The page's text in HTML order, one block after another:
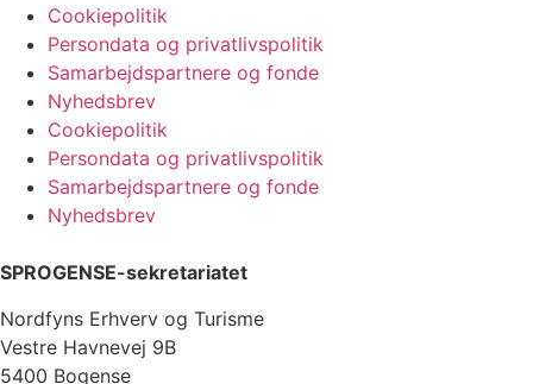
Cookiepolitik
Persondata og privatlivspolitik
Samarbejdspartnere og fonde
Nyhedsbrev
Cookiepolitik
Persondata og privatlivspolitik
Samarbejdspartnere og fonde
Nyhedsbrev
SPROGENSE-sekretariatet
Nordfyns Erhverv og Turisme
Vestre Havnevej 9B
5400 Bogense